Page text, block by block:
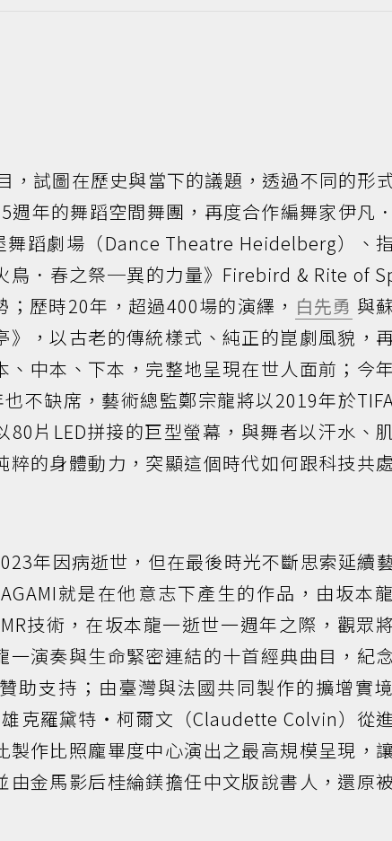
，試圖在歷史與當下的議題，透過不同的形
週年的舞蹈空間舞團，再度合作編舞家伊凡
蹈劇場（Dance Theatre Heidelberg）、
鳥．春之祭─異的力量》Firebird & Rite of
歷時20年，超過400場的演繹， 白先勇 與
》，以古老的傳統樣式、純正的崑劇風貌，
、中本、下本，完整地呈現在世人面前；今
也不缺席，藝術總監鄭宗龍將以2019年於
80片LED拼接的巨型螢幕，與舞者以汗水、
粹的身體動力，突顯這個時代如何跟科技共
年因病逝世，但在最後時光不斷思索延續
就是在他意志下產生的作品，由坂本
技術，在坂本龍一逝世一週年之際，觀眾
一演奏與生命緊密連結的十首經典曲目，紀
助支持；由臺灣與法國共同製作的擴增實
克羅黛特・柯爾文（Claudette Colvin）從
製作比照龐畢度中心演出之最高規模呈現，
由金馬影后桂綸鎂擔任中文版說書人，還原